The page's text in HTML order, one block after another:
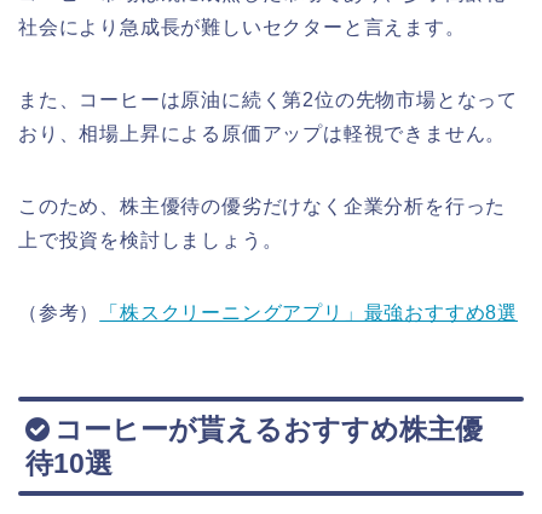
社会により急成長が難しいセクターと言えます。
また、コーヒーは原油に続く第2位の先物市場となって
おり、相場上昇による原価アップは軽視できません。
このため、株主優待の優劣だけなく企業分析を行った
上で投資を検討しましょう。
（参考） 「株スクリーニングアプリ」最強おすすめ8選
コーヒーが貰えるおすすめ株主優
待10選